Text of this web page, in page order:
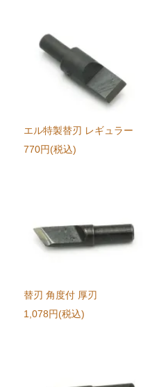
エル特製替刃 レギュラー
770円(税込)
替刃 角度付 厚刃
1,078円(税込)